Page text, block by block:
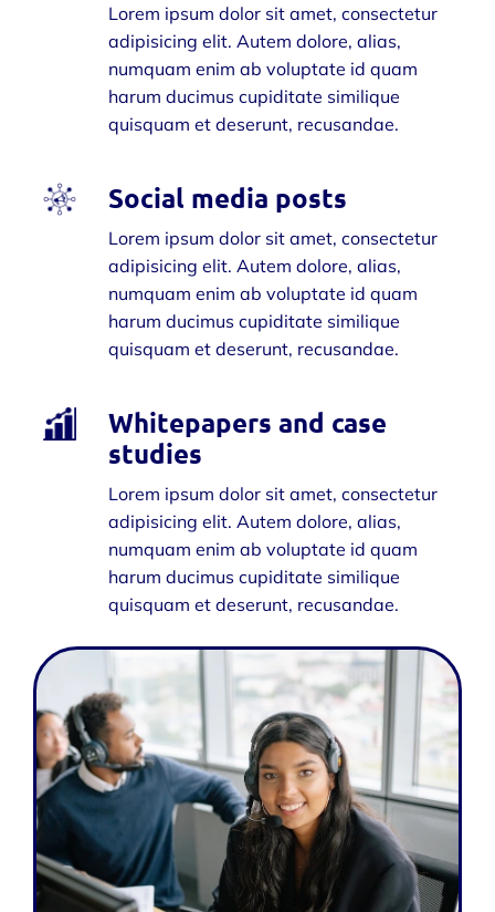
Lorem ipsum dolor sit amet, consectetur
adipisicing elit. Autem dolore, alias,
numquam enim ab voluptate id quam
harum ducimus cupiditate similique
quisquam et deserunt, recusandae.
Social media posts
Lorem ipsum dolor sit amet, consectetur
adipisicing elit. Autem dolore, alias,
numquam enim ab voluptate id quam
harum ducimus cupiditate similique
quisquam et deserunt, recusandae.
Whitepapers and case
studies
Lorem ipsum dolor sit amet, consectetur
adipisicing elit. Autem dolore, alias,
numquam enim ab voluptate id quam
harum ducimus cupiditate similique
quisquam et deserunt, recusandae.